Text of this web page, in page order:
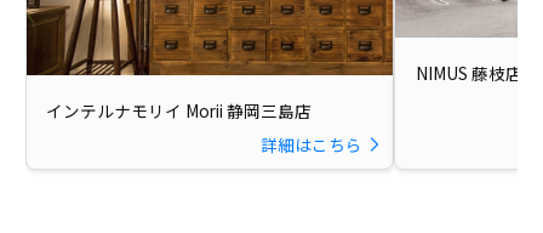
インテルナモリイ Morii 静岡三島店
詳細はこちら
NIMUS 藤枝店